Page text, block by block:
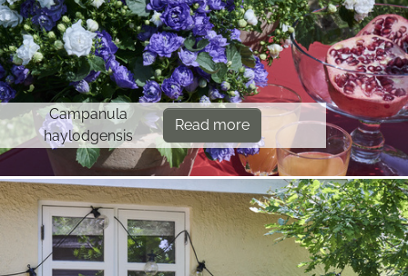
Campanula
haylodgensis
Read more